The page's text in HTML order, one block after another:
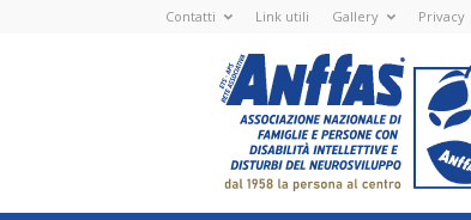
Contatti Link utili Gallery Privacy
Nazionale
ETS
-
APS
Associazione
Nazionale
di
Famiglie
e